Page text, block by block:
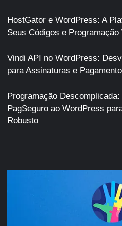
HostGator e WordPress: A
Seus Códigos e Programação
Vindi API no WordPress:
para Assinaturas e
Programação
PagSeguro ao WordPress
Robusto